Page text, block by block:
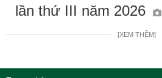
lần thứ III năm 2026
[XEM THÊM]